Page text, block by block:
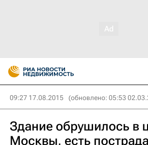
09:27 17.08.2015 (обновлено: 05:53
Здание обрушилось в
Москвы, есть